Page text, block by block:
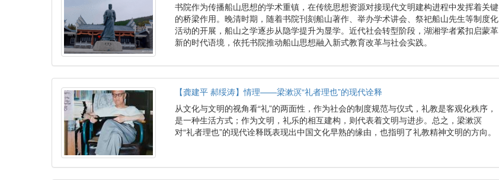
书院作为传播船山思想的学术重镇，在传统思想资源对接现代文明建构进程中发挥着关键
的桥梁作用。晚清时期，随着书院刊刻船山著作、举办学术讲会、祭祀船山先生等制度化
活动的开展，船山之学逐步从隐学提升为显学。近代社会转型阶段，湖湘学者紧扣启蒙革
新的时代语境，依托书院推动船山思想融入新式教育改革与社会实践。
【龚建平 郝绥涛】情理——梁漱溟“礼者理也”的现代诠释
从文化与文明的视角看“礼”的两面性，作为社会的制度规范与仪式，礼教是客观化秩序，
是一种生活方式；作为文明，礼乐的相互建构，则代表着文明与进步。总之，梁漱溟
对“礼者理也”的现代诠释既表现出中国文化早熟的缘由，也指明了礼教精神文明的方向。